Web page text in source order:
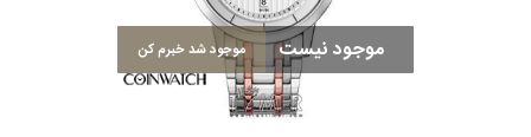
موجود نیست موجود شد خبرم کن